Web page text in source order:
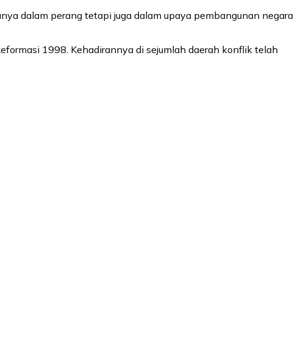
dalam perang tetapi juga dalam upaya pembangunan negara
1998. Kehadirannya di sejumlah daerah konflik telah